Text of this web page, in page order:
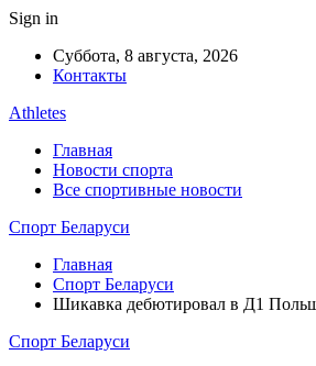
Sign in
Суббота, 8 августа, 2026
Контакты
Athletes
Главная
Новости спорта
Все спортивные новости
Спорт Беларуси
Главная
Спорт Беларуси
Шикавка дебютировал в Д1
Спорт Беларуси